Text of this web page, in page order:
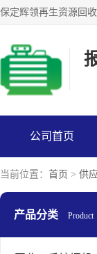
公司首页
当前位置： 首页 > 供
产品分类 Product